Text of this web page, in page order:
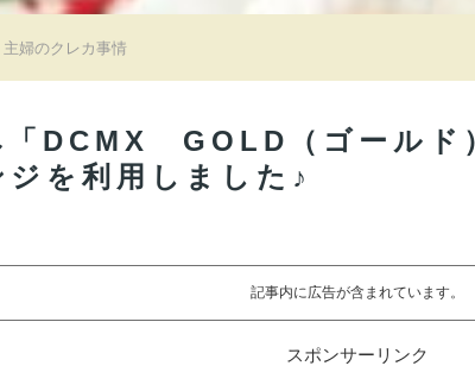
主婦のクレカ事情
「DCMX GOLD（ゴールド
ジを利用しました♪
記事内に広告が含まれています。
スポンサーリンク